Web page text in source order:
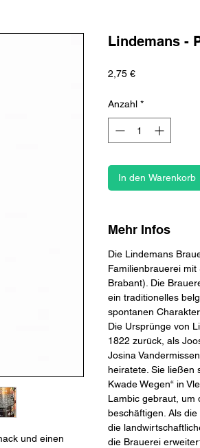
und einen
Lindemans -
2,75 €Preis
Anzahl *
In den Warenkorb
Mehr Infos
Die Lindemans
Familienbrauerei mit
Brabant). Die
ein traditionelles
spontanen
Die Ursprünge von
1822 zurück, als
Josina
heiratete. Sie ließen
Kwade Wegen“ in
Lambic gebraut, um
beschäftigen. Als
die
die Brauerei